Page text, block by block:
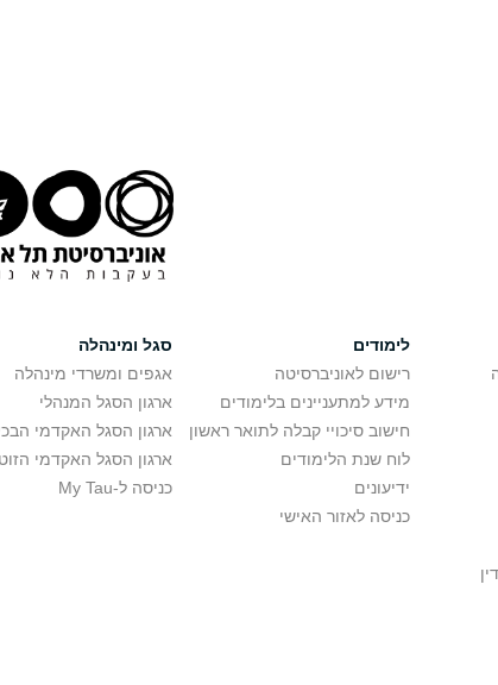
לימודים
רישום לאוניברסיטה
מידע למתעניינים בלימודים
חישוב סיכויי קבלה לתואר ראשון
לוח שנת הלימודים
ידיעונים
כניסה לאזור האישי
סגל ומינהלה
אגפים ומשרדי מינהלה
ארגון הסגל המנהלי
ארגון הסגל האקדמי
ארגון הסגל האקדמי
כניסה ל-My Tau